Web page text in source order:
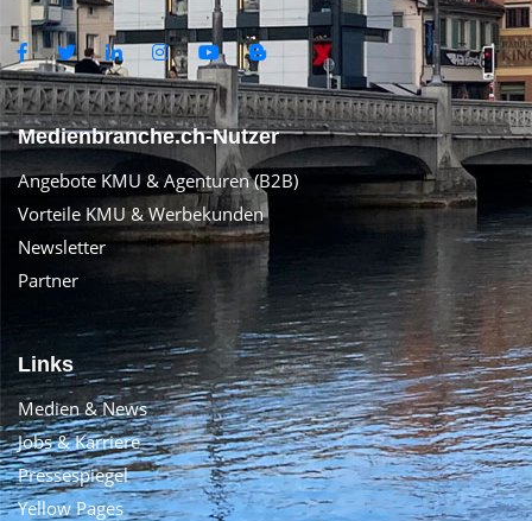
Medienbranche.ch-Nutzer
Angebote KMU & Agenturen (B2B)
Vorteile KMU & Werbekunden
Newsletter
Partner
Links
Medien & News
Jobs & Karriere
Pressespiegel
Yellow Pages